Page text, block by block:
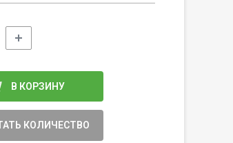
В КОРЗИНУ
КОЛИЧЕСТВО